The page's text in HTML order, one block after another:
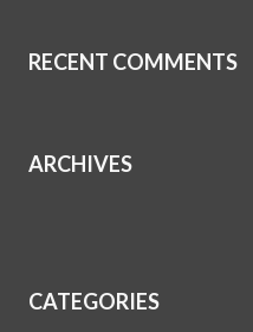
RECENT COMMENTS
ARCHIVES
CATEGORIES